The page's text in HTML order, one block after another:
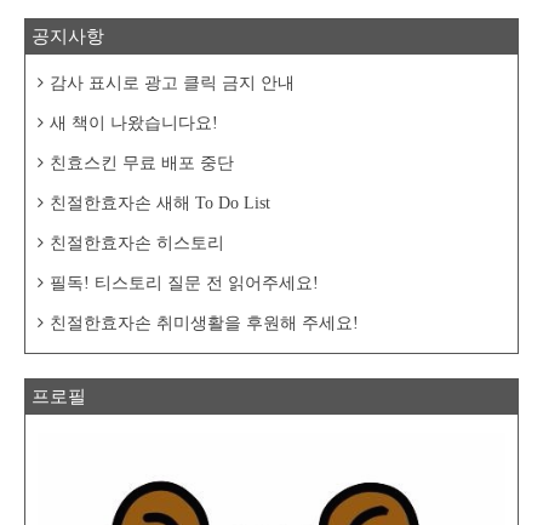
공지사항
감사 표시로 광고 클릭 금지 안내
새 책이 나왔습니다요!
친효스킨 무료 배포 중단
친절한효자손 새해 To Do List
친절한효자손 히스토리
필독! 티스토리 질문 전 읽어주세요!
친절한효자손 취미생활을 후원해 주세요!
프로필